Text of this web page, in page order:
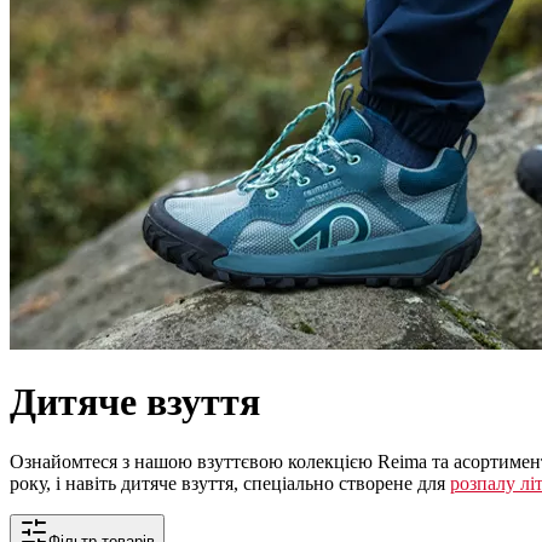
Дитяче взуття
Ознайомтеся з нашою взуттєвою колекцією Reima та
року, і навіть дитяче взуття, спеціально створене для розпалу